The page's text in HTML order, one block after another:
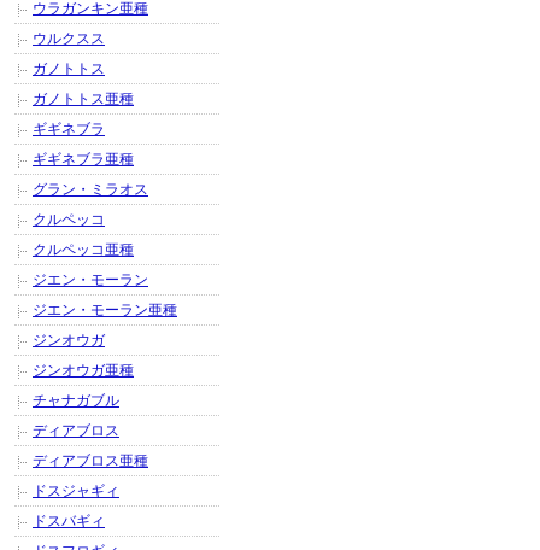
ウラガンキン亜種
ウルクスス
ガノトトス
ガノトトス亜種
ギギネブラ
ギギネブラ亜種
グラン・ミラオス
クルペッコ
クルペッコ亜種
ジエン・モーラン
ジエン・モーラン亜種
ジンオウガ
ジンオウガ亜種
チャナガブル
ディアブロス
ディアブロス亜種
ドスジャギィ
ドスバギィ